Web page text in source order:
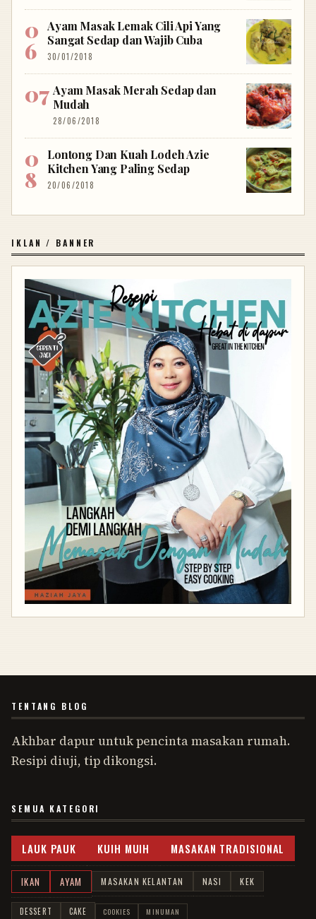
Ayam Masak Lemak Cili Api Yang
Sangat Sedap dan Wajib Cuba
30/01/2018
Ayam Masak Merah Sedap dan
Mudah
28/06/2018
Lontong Dan Kuah Lodeh Azie
Kitchen Yang Paling Sedap
20/06/2018
IKLAN / BANNER
TENTANG BLOG
Akhbar dapur untuk pencinta masakan rumah.
Resipi diuji, tip dikongsi.
SEMUA KATEGORI
LAUK PAUK KUIH MUIH MASAKAN TRADISIONAL
IKAN AYAM MASAKAN KELANTAN NASI KEK
DESSERT CAKE COOKIES MINUMAN